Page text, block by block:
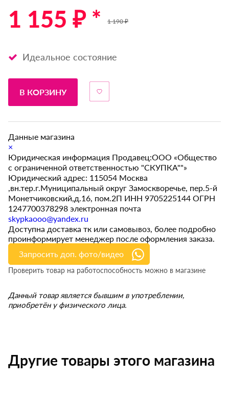
1 155 ₽ * 1 190 ₽
Идеальное состояние
В КОРЗИНУ
Данные магазина
×
Юридическая информация Продавец:ООО «Общество
с ограниченной ответственностью "СКУПКА""»
Юридический адрес: 115054 Москва
,вн.тер.г.Муниципальный округ Замоскворечье, пер.5-й
Монетчиковский,д.16, пом.2П ИНН 9705225144 ОГРН
1247700378298 электронная почта
skypkaooo@yandex.ru
Доступна доставка тк или самовывоз, более подробно
проинформирует менеджер после оформления заказа.
Запросить доп. фото/видео
Проверить товар на работоспособность можно в магазине
Данный товар является бывшим в употреблении,
приобретён у физического лица.
Другие товары этого магазина